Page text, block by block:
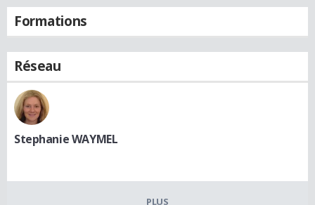
Formations
Réseau
Stephanie WAYMEL
PLUS